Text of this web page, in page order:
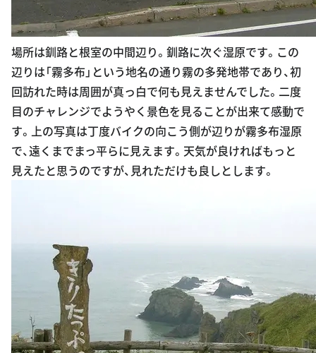
場所は釧路と根室の中間辺り。釧路に次ぐ湿原です。この
辺りは「霧多布」という地名の通り霧の多発地帯であり、初
回訪れた時は周囲が真っ白で何も見えませんでした。二度
目のチャレンジでようやく景色を見ることが出来て感動で
す。上の写真は丁度バイクの向こう側が辺りが霧多布湿原
で、遠くまでまっ平らに見えます。天気が良ければもっと
見えたと思うのですが、見れただけも良しとします。